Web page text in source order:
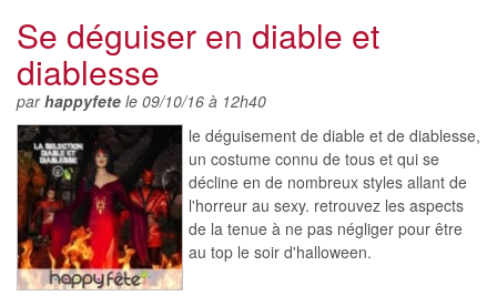
Se déguiser en diable et
diablesse
parhappyfete le 09/10/16 à 12h40
le déguisement de diable et de diablesse,
un costume connu de tous et qui se
décline en de nombreux styles allant de
l'horreur au sexy. retrouvez les aspects
de la tenue à ne pas négliger pour être
au top le soir d'halloween.